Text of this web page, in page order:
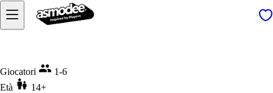
Giocatori
1-6
Età
14+